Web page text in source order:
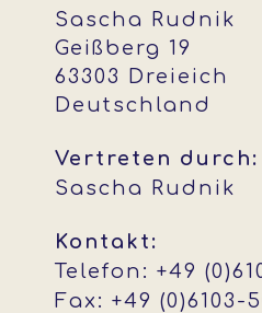
Sascha Rudnik
Geißberg 19
63303 Dreieich
Deutschland
Vertreten durch:
Sascha Rudnik
Kontakt:
Telefon: +49
Fax: +49 (0)6103-